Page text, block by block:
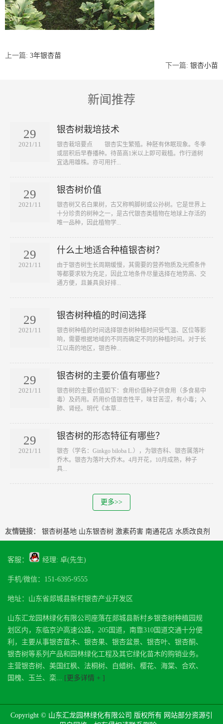
上一篇: 3年银杏苗
下一篇: 银杏小苗
新闻推荐
29
2021/11
银杏树栽培技术
​银杏栽培要点 银杏实生繁殖。种胚有休眠现象。冬季
或层积后早春播种。待苗高1米以上即可栽植。作行道树
宜选用雄株。亦可用扦...
29
2021/11
银杏树价值
​银杏树又名白果树，古又称鸭脚树或公孙树。它是世界上
十分珍贵的树种之一，是古代银杏类植物在地球上存活的
唯一品种，因此植物学...
29
2021/11
什么土地适合种植银杏树？
​由于银杏树生长周期缓慢，其需要的营养物质及光照条件
等都要求较为充足，因此立地条件尽量选择在地势高、交
通方便，且兼具良好排...
29
2021/11
银杏树种植的时间选择
银杏树种植的时间选择银杏树种植时间受气温、区位等影
响，需要根据地域的不同而确定不同的种植时间。对于长
江以南的地区，银杏种...
29
2021/11
银杏树的主要价值有哪些？
银杏树的主要价值如下：食用价值种子供食用（多食易中
毒）及药用。药用价值银杏性平，味甘苦涩，有小毒；入
肺、肾经。明代《本草...
29
2021/11
银杏树的形态特征有哪些？
银杏（学名：Ginkgo biloba L.），为银杏科、银杏属落叶
乔木。银杏为落叶大乔木。4月开花，10月成熟，种子
具...
更多>>
友情链接： 银杏树基地 山东银杏树 激素药害 南通花店 水质改良剂
客服： 经理: 卓(先生)
手机/微信：151-6395-9555
地址：山东省郯城县新村银杏产业开发区
山东汇龙园林绿化有限公司座落在郯城县新村乡银杏树种植园规
划区内，东临京沪高速公路，205国道，南靠310国道交通十分便
利，主要从事银杏苗木、银杏果、银杏盆景、银杏叶、银杏酮、
银杏树等系列产品和园林绿化工程及其它绿化苗木的购销业务。
主营银杏树、美国红枫、法桐树、白蜡树、樱花、海棠、合欢、
国槐、玉兰、栾... [更多详情 + ]
Copyright © 山东汇龙园林绿化有限公司 版权所有 网站部分资源引